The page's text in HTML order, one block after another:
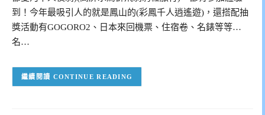
到！今年最吸引人的就是鳳山的(彩鳳千人逍遙遊)，還搭配抽
獎活動有GOGORO2、日本來回機票、住宿卷、名錶等等…
名…
CONTINUE READING